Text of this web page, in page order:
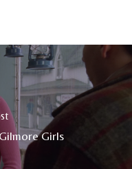
Girls